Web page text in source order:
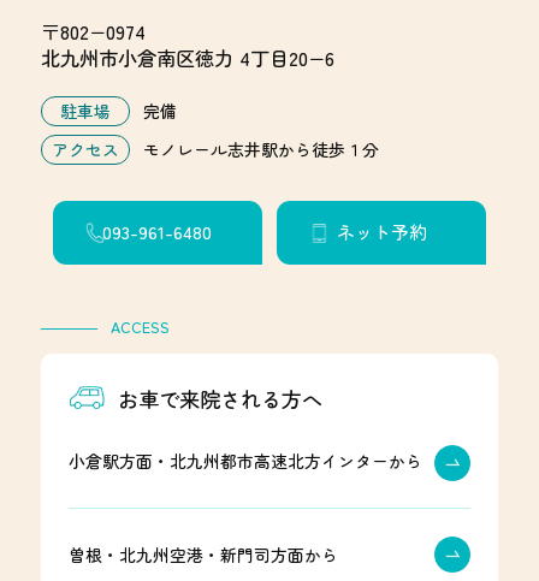
〒802−0974
北九州市小倉南区徳力 4丁目20−6
駐車場
完備
アクセス
モノレール志井駅から徒歩１分
093-961-6480 ネット予約
ACCESS
お車で来院される方へ
小倉駅方面・北九州都市高速北方インターから
曽根・北九州空港・新門司方面から